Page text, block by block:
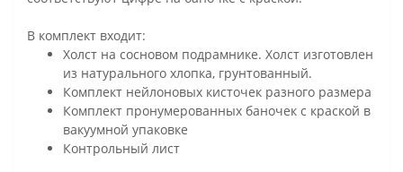
В комплект входит:
Холст на сосновом подрамнике. Холст изготовлен
из натурального хлопка, грунтованный.
Комплект нейлоновых кисточек разного размера
Комплект пронумерованных баночек с краской в
вакуумной упаковке
Контрольный лист